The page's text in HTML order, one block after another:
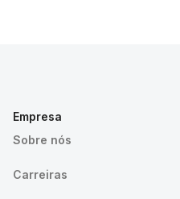
Empresa
Sobre nós
Carreiras